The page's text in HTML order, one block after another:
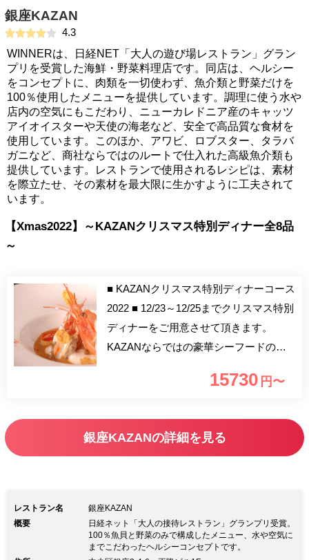
銀座KAZAN
4.3
WINNERは、日経NET「大人の遊び場レストラン」グラン
プリを受賞した海鮮・野菜料理店です。同店は、ヘルシー
をコンセプトに、肉類を一切使わず、魚介類と野菜だけを
100％使用したメニューを提供しています。調理に使う水や
店内の空気にもこだわり、ニューカレドニア産のキャッツ
アイオイスターや天使の海老など、安全で高品質な食材を
使用しています。このほか、アワビ、ロブスター、タラバ
ガニなど、商社ならではのルートで仕入れた高級魚介類も
提供しています。レストランで使用されるレシピは、素材
を際立たせ、その素材を最大限に生かすように工夫されて
います。
【Xmas2022】～KAZANクリスマス特別ディナー全8品
～
■ KAZANクリスマス特別ディナーコース
2022 ■ 12/23～12/25までクリスマス特別
ディナーをご用意させて頂きます。
KAZANならではの豪華シーフードの饗
約特典】 ボトルシャンパン1本をサービ
15730 円〜
銀座KAZANの詳細を見る
レストラン名
銀座KAZAN
概要
日経ネット「大人の接待レストラン」グランプリ受賞。
100％魚貝と野菜のみで構成したメニュー、水や空気に
までこだわったヘルシーコンセプトです。